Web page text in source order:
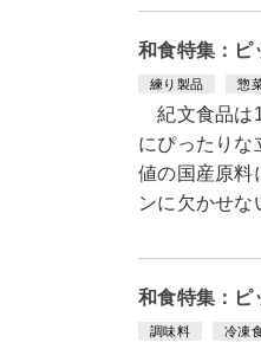
和食特集：
練り製品 惣
紀文食品は
にぴったりな
値の国産原料
ンに欠かせ
和食特集：
調味料 冷凍